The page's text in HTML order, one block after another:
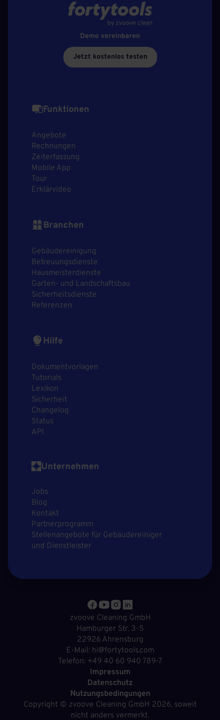
Demo vereinbaren
Jetzt kostenlos testen
Funktionen
Angebote
Rechnungen
Zeiterfassung
Mobile App
Tour
Erklärvideo
Branchen
Gebäudereinigung
Betreuungsdienste
Hausmeisterdienste
Garten- und Landschaftsbau
Sicherheitsdienste
Referenzen
Hilfe
Dokumentvorlagen
Tutorials
Lexikon
Sicherheit
Changelog
Status
API
Unternehmen
Jobs
Blog
Kontakt
Partnerprogramm
Stellenangebote für Gebäudereiniger
und Dienstleister
zvoove Cleaning GmbH
Hamburger Str. 3-5
22926 Ahrensburg
E-Mail: hi@fortytools.com
Telefon: +49 40 60 940 789-7
Impressum
Datenschutz
Nutzungsbedingungen
Copyright © zvoove Cleaning GmbH 2026, soweit
nicht anders vermerkt.